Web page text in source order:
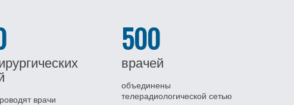
врачи
500
врачей
объединены
телерадиологической сетью